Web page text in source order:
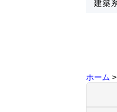
建築
ホーム >